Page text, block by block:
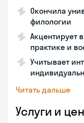
Окончила
филологии
Акцентирует
практике и
Учитывает
Читать дальше
Услуги и